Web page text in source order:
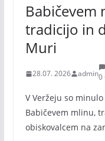
Babičevem
tradicijo in
Muri
28.07. 2026 admin0
V Veržeju so
Babičevem mlinu,
obiskovalcem na